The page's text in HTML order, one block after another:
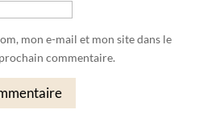
mon e-mail et mon site dans le
commentaire.